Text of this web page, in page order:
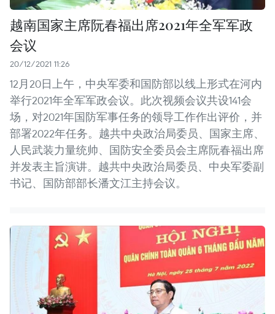
越南国家主席阮春福出席2021年全军军政
会议
20/12/2021 11:26
12月20日上午，中央军委和国防部以线上形式在河内
举行2021年全军军政会议。此次视频会议共设141会
场，对2021年国防军事任务的领导工作作出评价，并
部署2022年任务。越共中央政治局委员、国家主席、
人民武装力量统帅、国防安全委员会主席阮春福出席
并发表主旨演讲。越共中央政治局委员、中央军委副
书记、国防部部长潘文江主持会议。